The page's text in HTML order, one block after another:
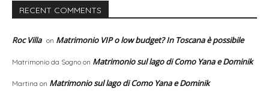
RECENT COMMENTS
Roc Villa on Matrimonio VIP o low budget? In Toscana è possibile
Matrimonio da Sogno on Matrimonio sul lago di Como Yana e Dominik
Martina on Matrimonio sul lago di Como Yana e Dominik